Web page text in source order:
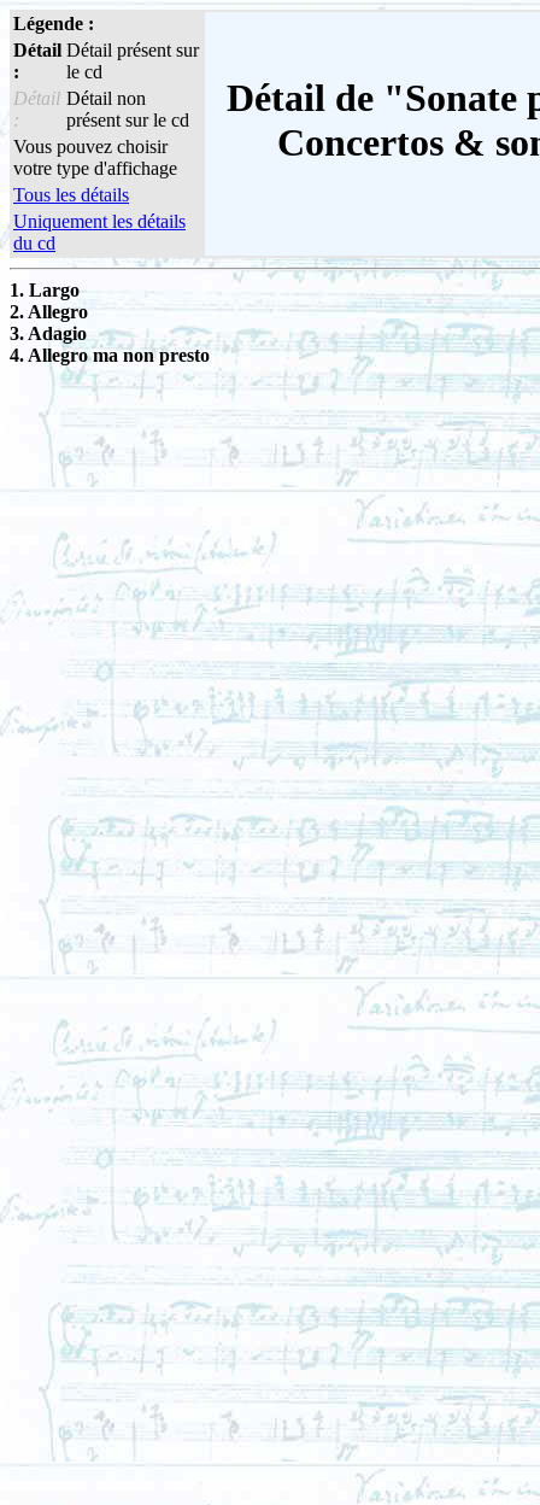
Légende :
Détail de "Sonate
Concertos &
Détail
:
Détail présent sur
le cd
Détail
:
Détail non
présent sur le cd
Vous pouvez choisir
votre type d'affichage
Tous les détails
Uniquement les détails
du cd
1. Largo
2. Allegro
3. Adagio
4. Allegro ma non presto